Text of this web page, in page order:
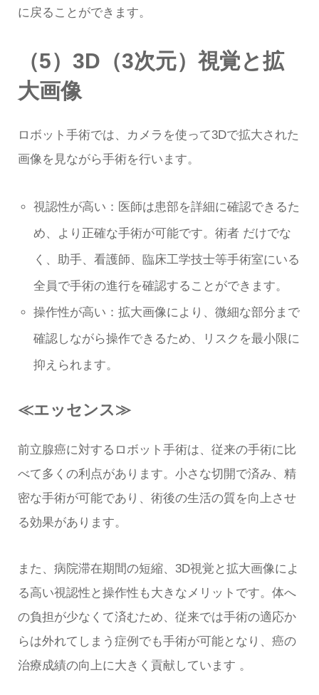
に戻ることができます。
（5）3D（3次元）視覚と拡
大画像
ロボット手術では、カメラを使って3Dで拡大された
画像を見ながら手術を行います。
視認性が高い：医師は患部を詳細に確認できるた
め、より正確な手術が可能です。術者 だけでな
く、助手、看護師、臨床工学技士等手術室にいる
全員で手術の進行を確認することができます。
操作性が高い：拡大画像により、微細な部分まで
確認しながら操作できるため、リスクを最小限に
抑えられます。
≪エッセンス≫
前立腺癌に対するロボット手術は、従来の手術に比
べて多くの利点があります。小さな切開で済み、精
密な手術が可能であり、術後の生活の質を向上させ
る効果があります。
また、病院滞在期間の短縮、3D視覚と拡大画像によ
る高い視認性と操作性も大きなメリットです。体へ
の負担が少なくて済むため、従来では手術の適応か
らは外れてしまう症例でも手術が可能となり、癌の
治療成績の向上に大きく貢献しています 。